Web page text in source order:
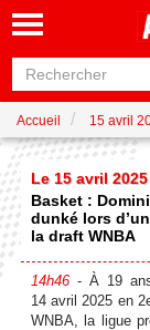
Accueil 15 avril
Le 15 avril
Basket :
dunké lors
la draft WNBA
14h46- À 19 ans,
14 avril 2025 en
WNBA, la ligue